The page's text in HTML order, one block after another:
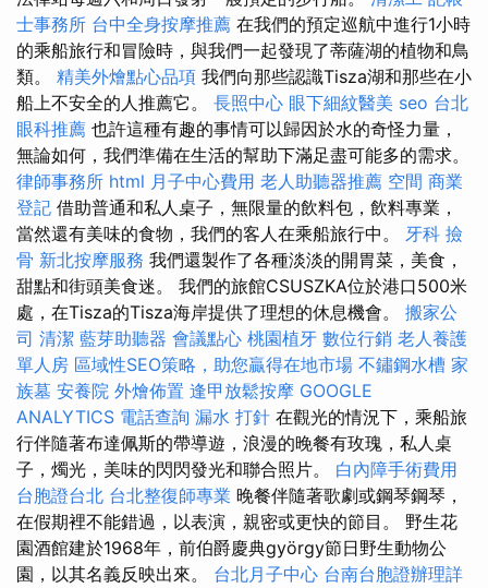
士事務所 台中全身按摩推薦 在我們的預定巡航中進行1小時
的乘船旅行和冒險時，與我們一起發現了蒂薩湖的植物和鳥
類。 精美外燴點心品項 我們向那些認識Tisza湖和那些在小
船上不安全的人推薦它。 長照中心 眼下細紋醫美 seo 台北
眼科推薦 也許這種有趣的事情可以歸因於水的奇怪力量，
無論如何，我們準備在生活的幫助下滿足盡可能多的需求。
律師事務所 html 月子中心費用 老人助聽器推薦 空間 商業
登記 借助普通和私人桌子，無限量的飲料包，飲料專業，
當然還有美味的食物，我們的客人在乘船旅行中。 牙科 撿
骨 新北按摩服務 我們還製作了各種淡淡的開胃菜，美食，
甜點和街頭美食迷。 我們的旅館CSUSZKA位於港口500米
處，在Tisza的Tisza海岸提供了理想的休息機會。 搬家公
司 清潔 藍芽助聽器 會議點心 桃園植牙 數位行銷 老人養護
單人房 區域性SEO策略，助您贏得在地市場 不鏽鋼水槽 家
族墓 安養院 外燴佈置 逢甲放鬆按摩 GOOGLE
ANALYTICS 電話查詢 漏水 打針 在觀光的情況下，乘船旅
行伴隨著布達佩斯的帶導遊，浪漫的晚餐有玫瑰，私人桌
子，燭光，美味的閃閃發光和聯合照片。 白內障手術費用
台胞證台北 台北整復師專業 晚餐伴隨著歌劇或鋼琴鋼琴，
在假期裡不能錯過，以表演，親密或更快的節目。 野生花
園酒館建於1968年，前伯爵慶典györgy節日野生動物公
園，以其名義反映出來。 台北月子中心 台南台胞證辦理詳